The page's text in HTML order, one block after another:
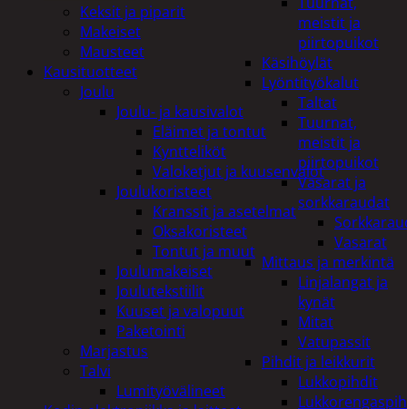
meistit ja
piirtopuikot
Käsihöylät
Lyöntityökalut
Taltat
Tuurnat,
meistit ja
piirtopuikot
Vasarat ja
sorkkaraudat
Vasarat
Mittaus ja merkintä
Linjalangat ja
kynät
Mitat
Vatupassit
Pihdit ja leikkurit
Lukkopihdit
Keksit ja piparit
Makeiset
Mausteet
Kausituotteet
Joulu
Joulu- ja kausivalot
Eläimet ja tontut
Kyntteliköt
Valoketjut ja kuusenvalot
Joulukoristeet
Kranssit ja asetelmat
Oksakoristeet
Tontut ja muut
Joulumakeiset
Joulutekstiilit
Kuuset ja valopuut
Paketointi
Marjastus
Talvi
Lumityövälineet